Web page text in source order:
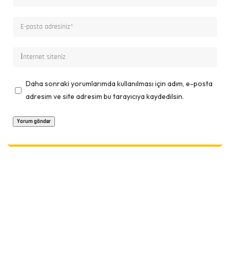
Daha sonraki yorumlarımda kullanılması için adım, e-posta
adresim ve site adresim bu tarayıcıya kaydedilsin.